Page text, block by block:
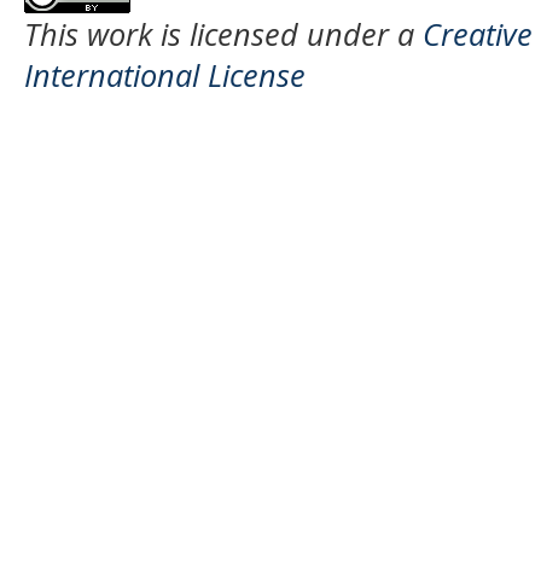
This work is licensed under a
International License